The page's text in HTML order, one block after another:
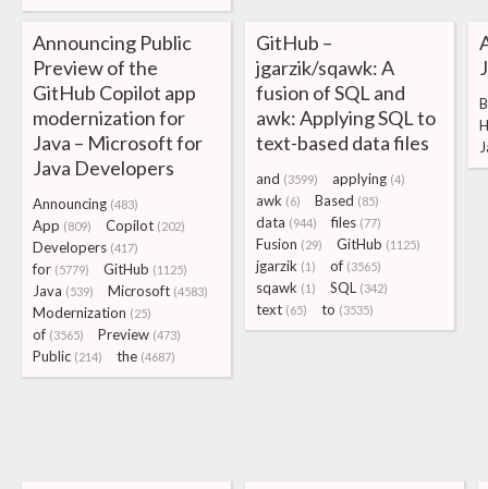
Announcing Public
Preview of the
GitHub Copilot app
modernization for
Java – Microsoft for
Java Developers
Announcing (483)
App (809) Copilot (202)
Developers (417)
for (5779) GitHub (1125)
Java (539) Microsoft (4583)
Modernization (25)
of (3565) Preview (473)
Public (214) the (4687)
GitHub –
jgarzik/sqawk: A
fusion of SQL and
awk: Applying SQL to
text-based data files
and (3599) applying (4)
awk (6) Based (85)
data (944) files (77)
Fusion (29) GitHub (1125)
jgarzik (1) of (3565)
sqawk (1) SQL (342)
text (65) to (3535)